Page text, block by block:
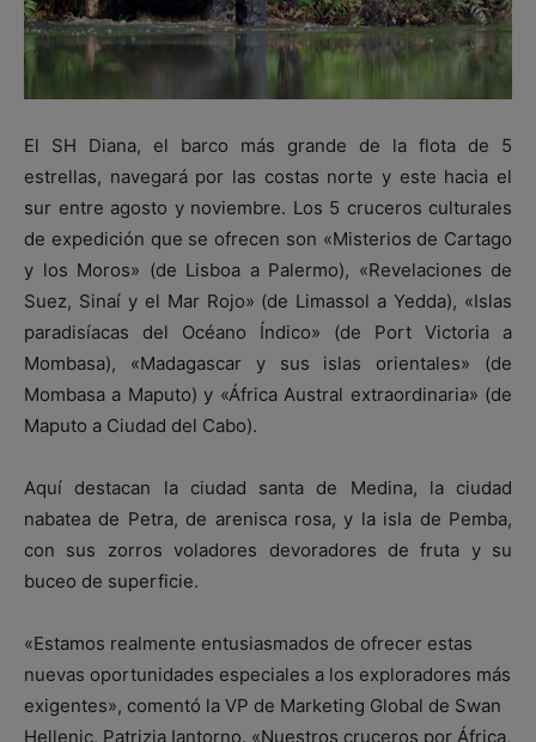
El SH Diana, el barco más grande de la flota de 5
estrellas, navegará por las costas norte y este hacia el
sur entre agosto y noviembre. Los 5 cruceros culturales
de expedición que se ofrecen son «Misterios de Cartago
y los Moros» (de Lisboa a Palermo), «Revelaciones de
Suez, Sinaí y el Mar Rojo» (de Limassol a Yedda), «Islas
paradisíacas del Océano Índico» (de Port Victoria a
Mombasa), «Madagascar y sus islas orientales» (de
Mombasa a Maputo) y «África Austral extraordinaria» (de
Maputo a Ciudad del Cabo).
Aquí destacan la ciudad santa de Medina, la ciudad
nabatea de Petra, de arenisca rosa, y la isla de Pemba,
con sus zorros voladores devoradores de fruta y su
buceo de superficie.
«Estamos realmente entusiasmados de ofrecer estas
nuevas oportunidades especiales a los exploradores más
exigentes», comentó la VP de Marketing Global de Swan
Hellenic, Patrizia Iantorno. «Nuestros cruceros por África,